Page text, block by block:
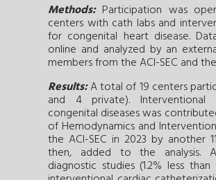
Methods:Participation was
centers with cath labs and
for congenital heart disease.
online and analyzed by an
members from the ACI-SEC and the
Results:A total of 19 centers
and 4 private).
congenital diseases was
of Hemodynamics and
the ACI-SEC in 2023 by another
then, added to the analysis.
diagnostic studies (1.2% less